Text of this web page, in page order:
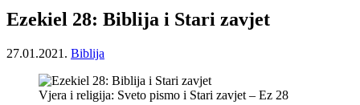
Ezekiel 28: Biblija i Stari zavjet
27.01.2021. Biblija
Vjera i religija: Sveto pismo i Stari zavjet – Ez 28